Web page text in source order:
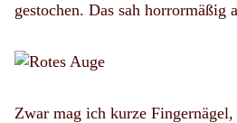
gestochen. Das sah horrormäßig
Zwar mag ich kurze